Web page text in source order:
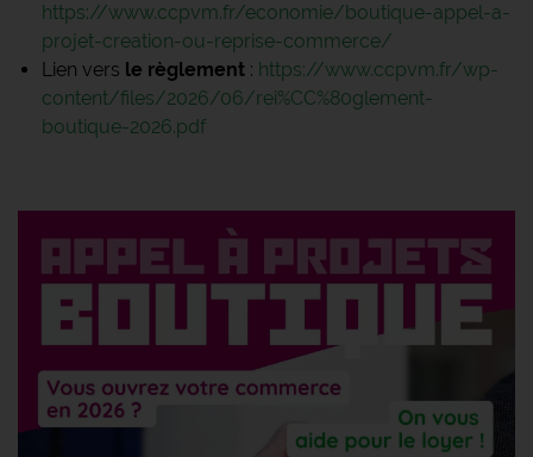
https://www.ccpvm.fr/economie/boutique-appel-a-
projet-creation-ou-reprise-commerce/
Lien vers le règlement : https://www.ccpvm.fr/wp-
content/files/2026/06/rei%CC%80glement-
boutique-2026.pdf